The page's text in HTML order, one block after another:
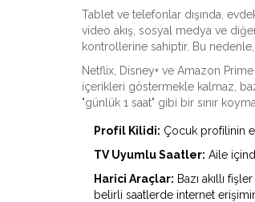
Tablet ve telefonlar dışında,
video akış, sosyal medya ve
kontrollerine sahiptir. Bu
Netflix, Disney+ ve Amazon
içerikleri göstermekle kalmaz,
"günlük 1 saat" gibi bir sınır
Profil Kilidi: Çocuk profilinin
TV Uyumlu Saatler: Aile
Harici Araçlar: Bazı akıllı
belirli saatlerde internet